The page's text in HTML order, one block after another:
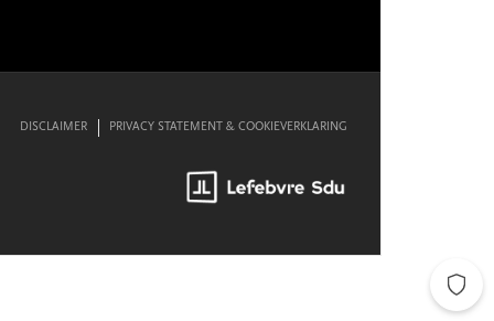
DISCLAIMER PRIVACY STATEMENT & COOKIEVERKLARING